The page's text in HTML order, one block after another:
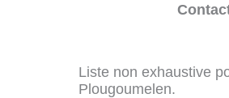
Liste non exhaustive
Plougoumelen.